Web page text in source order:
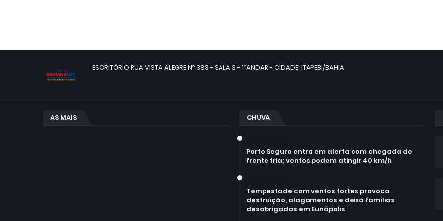
ESCRITÓRIO RUA VISTA ALEGRE Nº 383 - SALA 3 - 1ºANDAR - CIDADE: ITAPEBI/BAHIA
AS MAIS CHUVA
Porto Seguro entra em alerta com chegada de
frente fria; ventos podem atingir 40 km/h
Tempestade com ventos fortes provoca
destruição, alagamentos e deixa famílias
desabrigadas em Eunápolis